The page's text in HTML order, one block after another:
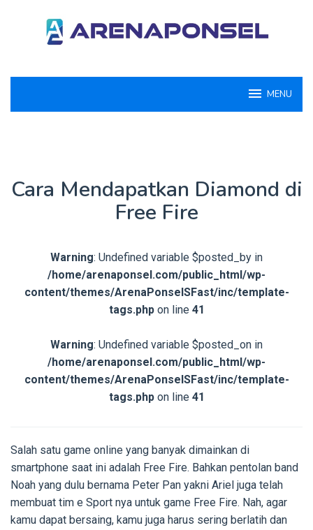
MENU
Cara Mendapatkan Diamond di
Free Fire
Warning: Undefined variable $posted_by in
/home/arenaponsel.com/public_html/wp-
content/themes/ArenaPonselSFast/inc/template-
tags.phpon line 41
Warning: Undefined variable $posted_on in
/home/arenaponsel.com/public_html/wp-
content/themes/ArenaPonselSFast/inc/template-
tags.phpon line 41
Salah satu game online yang banyak dimainkan di
smartphone saat ini adalah Free Fire. Bahkan pentolan band
Noah yang dulu bernama Peter Pan yakni Ariel juga telah
membuat tim e Sport nya untuk game Free Fire. Nah, agar
kamu dapat bersaing, kamu juga harus sering berlatih dan